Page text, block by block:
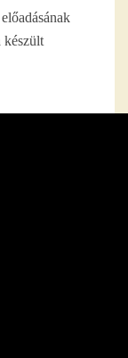
előadásának
készült